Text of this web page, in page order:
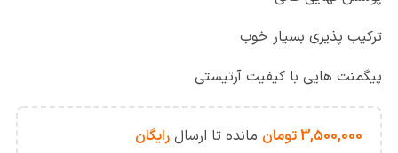
ترکیب پذیری بسیار خوب
پیگمنت هایی با کیفیت آرتیستی
3,500,000تومان مانده تا ارسال رایگان